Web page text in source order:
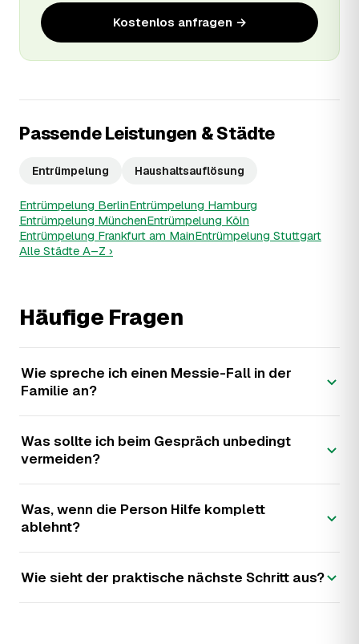
Kostenlos anfragen →
Passende Leistungen & Städte
Entrümpelung Haushaltsauflösung
Entrümpelung BerlinEntrümpelung Hamburg
Entrümpelung MünchenEntrümpelung Köln
Entrümpelung Frankfurt am MainEntrümpelung Stuttgart
Alle Städte A–Z ›
Häufige Fragen
Wie spreche ich einen Messie-Fall in der
Familie an?
Was sollte ich beim Gespräch unbedingt
vermeiden?
Was, wenn die Person Hilfe komplett
ablehnt?
Wie sieht der praktische nächste Schritt aus?